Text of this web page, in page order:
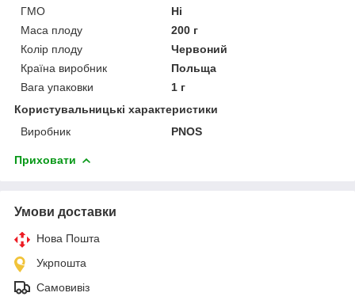
ГМО
Ні
Маса плоду
200 г
Колір плоду
Червоний
Країна виробник
Польща
Вага упаковки
1 г
Користувальницькі характеристики
Виробник
PNOS
Приховати
Умови доставки
Нова Пошта
Укрпошта
Самовивіз